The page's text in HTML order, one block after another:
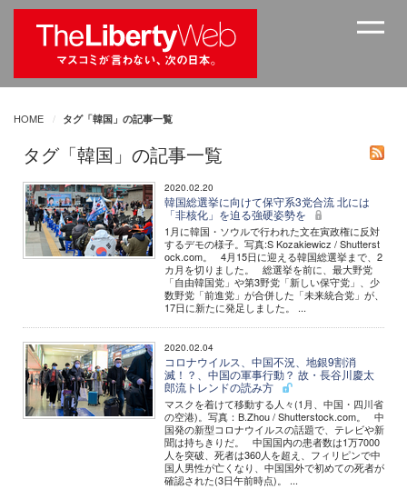
HOME タグ「韓国」の記事一覧
タグ「韓国」の記事一覧
2020.02.20
韓国総選挙に向けて保守系3党合流 北には
「非核化」を迫る強硬姿勢を
1月に韓国・ソウルで行われた文在寅政権に反対
するデモの様子。写真:S Kozakiewicz / Shutterst
ock.com。 4月15日に迎える韓国総選挙まで、2
カ月を切りました。 総選挙を前に、最大野党
「自由韓国党」や第3野党「新しい保守党」、少
数野党「前進党」が合併した「未来統合党」が、
17日に新たに発足しました。 ...
2020.02.04
コロナウイルス、中国不況、地銀9割消
滅！？、中国の軍事行動？ 故・長谷川慶太
郎流トレンドの読み方
マスクを着けて移動する人々(1月、中国・四川省
の空港)。写真：B.Zhou / Shutterstock.com。 中
国発の新型コロナウイルスの話題で、テレビや新
聞は持ちきりだ。 中国国内の患者数は1万7000
人を突破、死者は360人を超え、フィリピンで中
国人男性が亡くなり、中国国外で初めての死者が
確認された(3日午前時点)。 ...